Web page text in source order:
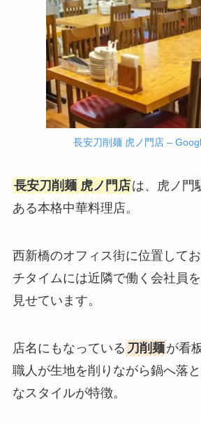
長安刀削麺 虎ノ門店 –
長安刀削麺 虎ノ門店は、虎ノ門
ある本格中華料理店。
西新橋のオフィス街に位置して
チタイムには近隣で働く会社員
見せています。
店名にもなっている刀削麺が看
職人が生地を削りながら鍋へ落
なスタイルが特徴。